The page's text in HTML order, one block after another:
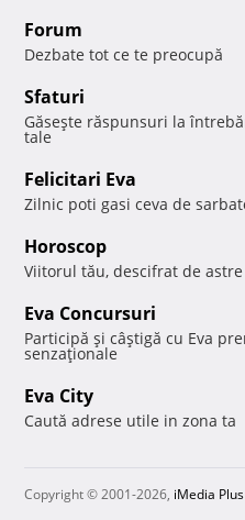
Forum
Dezbate tot ce te preocupă
Sfaturi
Găseşte răspunsuri la
tale
Felicitari Eva
Zilnic poti gasi ceva de
Horoscop
Viitorul tău, descifrat de astre
Eva Concursuri
Participă şi câştigă cu Eva
senzaţionale
Eva City
Caută adrese utile in zona ta
Copyright © 2001-2026, iMedia